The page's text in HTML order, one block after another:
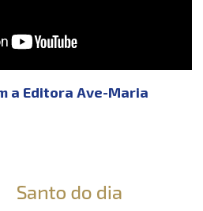
a Editora Ave-Maria